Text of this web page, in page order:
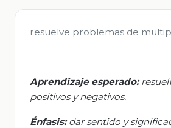
resuelve problemas de
Aprendizaje esperado:r
positivos y negativos.
Énfasis:dar sentido y